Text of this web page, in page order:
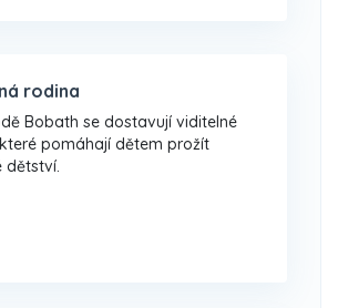
rodina
Bobath se dostavují viditelné
pomáhají dětem prožít
dětství.